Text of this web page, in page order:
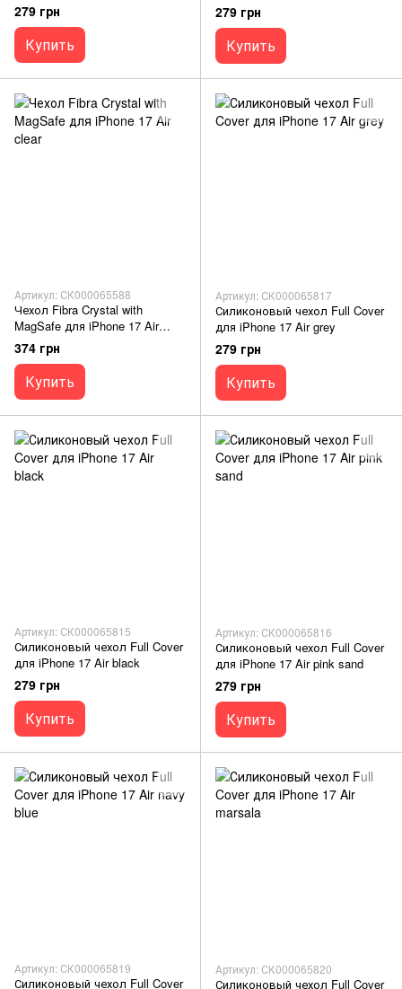
279 грн
Купить
279 грн
Купить
Артикул: СК000065588
Чехол Fibra Crystal with
MagSafe для iPhone 17 Air
clear
374 грн
Купить
Артикул: СК000065817
Силиконовый чехол Full Cover
для iPhone 17 Air grey
279 грн
Купить
Артикул: СК000065815
Силиконовый чехол Full Cover
для iPhone 17 Air black
279 грн
Купить
Артикул: СК000065816
Силиконовый чехол Full Cover
для iPhone 17 Air pink sand
279 грн
Купить
Артикул: СК000065819
Силиконовый чехол Full Cover
Артикул: СК000065820
Силиконовый чехол Full Cover